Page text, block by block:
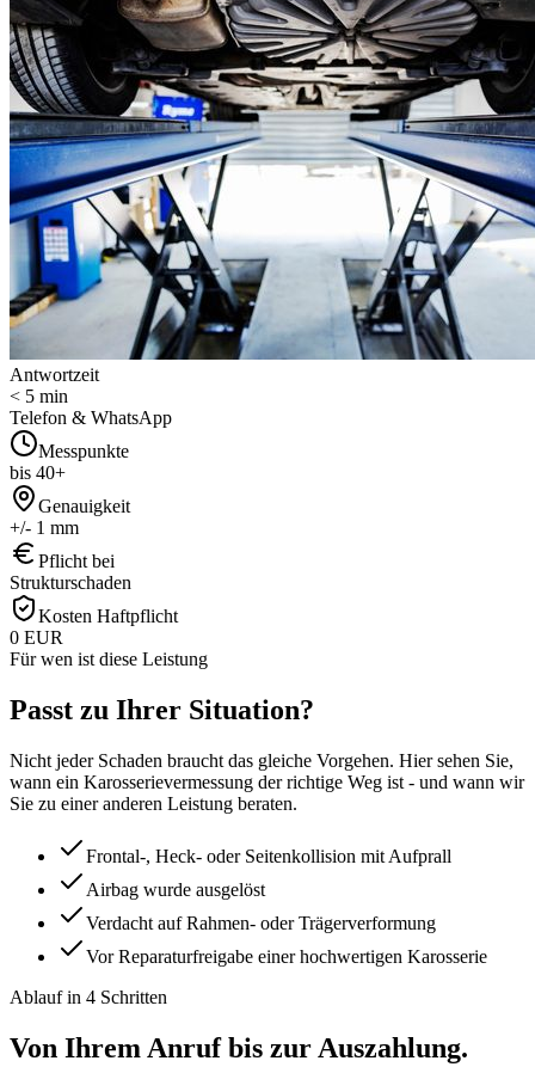
Antwortzeit
< 5 min
Telefon & WhatsApp
Messpunkte
bis 40+
Genauigkeit
+/- 1 mm
Pflicht bei
Strukturschaden
Kosten Haftpflicht
0 EUR
Für wen ist diese Leistung
Passt zu Ihrer Situation?
Nicht jeder Schaden braucht das gleiche Vorgehen. Hier sehen Sie,
wann ein Karosserievermessung der richtige Weg ist - und wann wir
Sie zu einer anderen Leistung beraten.
Frontal-, Heck- oder Seitenkollision mit Aufprall
Airbag wurde ausgelöst
Verdacht auf Rahmen- oder Trägerverformung
Vor Reparaturfreigabe einer hochwertigen Karosserie
Ablauf in 4 Schritten
Von Ihrem Anruf bis zur Auszahlung.